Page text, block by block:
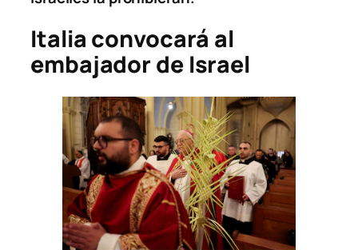
Italia convocará al
embajador de Israel